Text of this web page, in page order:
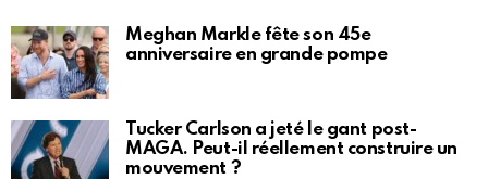
Meghan Markle fête son 45e
anniversaire en grande pompe
Tucker Carlson a jeté le gant post-
MAGA. Peut-il réellement construire un
mouvement ?